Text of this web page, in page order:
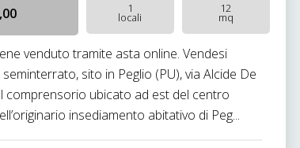
1
locali
12
mq
venduto tramite asta online. Vendesi
sito in Peglio (PU), via Alcide De
comprensorio ubicato ad est del centro
insediamento abitativo di Peg...